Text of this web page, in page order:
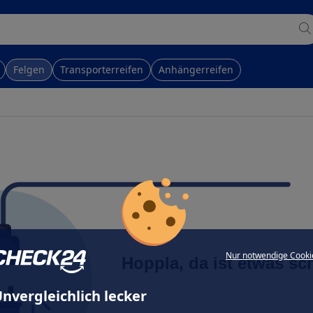
Nur notwendige
lecker
Felgen Transporterreifen Anhängerreifen
Hoppla, da ist etwas